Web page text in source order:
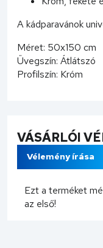
A kádparavánok
Méret: 50x150 cm
Üvegszín: Átlátszó
Profilszín: Króm
VÁSÁRLÓI
Vélemény írása
Ezt a terméket
az első!